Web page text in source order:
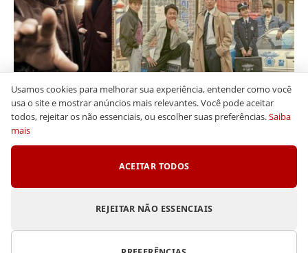
Os melhores k-dramas de policiais coreanos com
mais de 8 de nota no IMDb
Usamos cookies para melhorar sua experiência, entender como você
usa o site e mostrar anúncios mais relevantes. Você pode aceitar
todos, rejeitar os não essenciais, ou escolher suas preferências.Saiba
mais
ACEITAR TODOS
REJEITAR NÃO ESSENCIAIS